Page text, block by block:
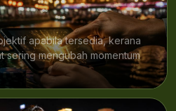
apabila tersedia, kerana
sering mengubah momentum